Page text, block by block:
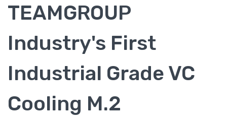
TEAMGROUP
Industry's First
Industrial Grade VC
Cooling M.2